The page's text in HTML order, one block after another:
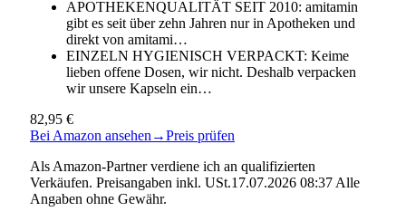
APOTHEKENQUALITÄT SEIT 2010: amitamin
gibt es seit über zehn Jahren nur in Apotheken und
direkt von amitami…
EINZELN HYGIENISCH VERPACKT: Keime
lieben offene Dosen, wir nicht. Deshalb verpacken
wir unsere Kapseln ein…
82,95 €
Bei Amazon ansehen →Preis prüfen
Als Amazon-Partner verdiene ich an qualifizierten
Verkäufen. Preisangaben inkl. USt.17.07.2026 08:37 Alle
Angaben ohne Gewähr.